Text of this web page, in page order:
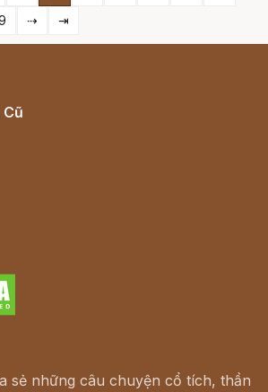
⇢ ⇥
sẻ những câu chuyện cổ tích, thần